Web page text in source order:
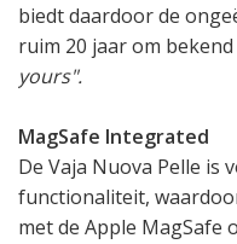
biedt daardoor de
ruim 20 jaar om bekend
yours".
MagSafe Integrated
De Vaja Nuova Pelle is
functionaliteit,
met de Apple MagSafe